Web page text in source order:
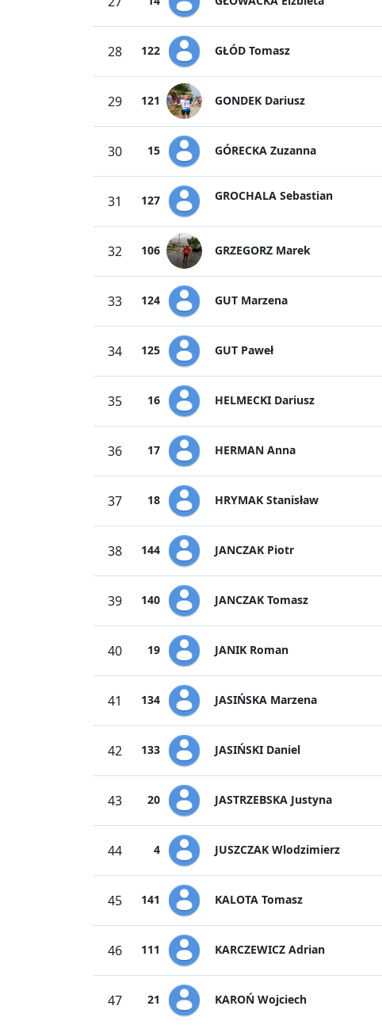
28 122 GŁÓD Tomasz
29 121 GONDEK Dariusz
30 15 GÓRECKA Zuzanna
31 127 GROCHALA Sebastian
32 106 GRZEGORZ Marek
33 124 GUT Marzena
34 125 GUT Paweł
35 16 HELMECKI Dariusz
36 17 HERMAN Anna
37 18 HRYMAK Stanisław
38 144 JANCZAK Piotr
39 140 JANCZAK Tomasz
40 19 JANIK Roman
41 134 JASIŃSKA Marzena
42 133 JASIŃSKI Daniel
43 20 JASTRZEBSKA Justyna
44 4 JUSZCZAK Wlodzimierz
45 141 KALOTA Tomasz
46 111 KARCZEWICZ Adrian
47 21 KAROŃ Wojciech